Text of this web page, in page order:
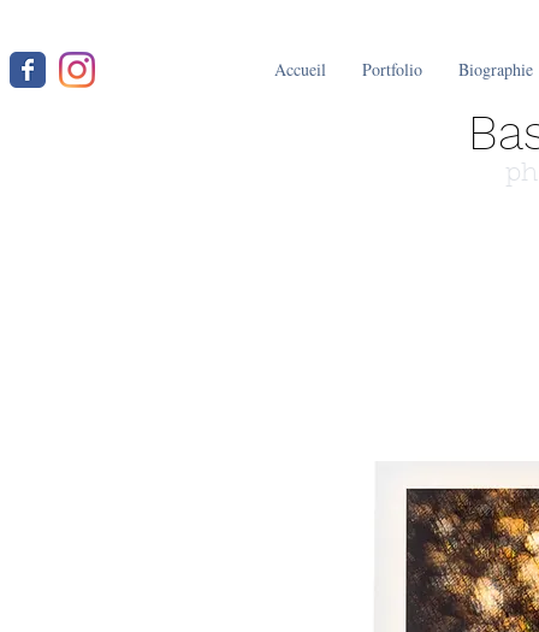
Accueil Portfolio Biographie